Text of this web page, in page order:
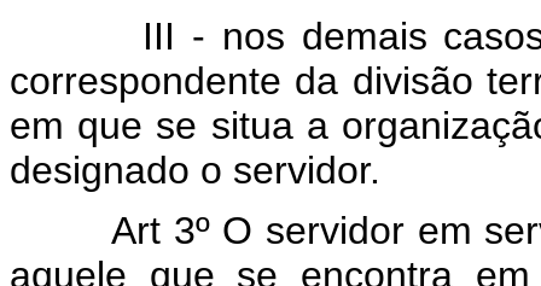
III - nos demais
correspondente da divisão
em que se situa a
designado o servidor.
Art 3º O servidor em
aquele que se encontra